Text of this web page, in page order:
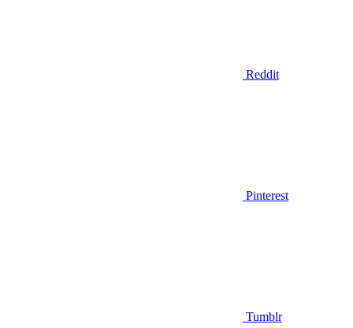
Reddit
Pinterest
Tumblr